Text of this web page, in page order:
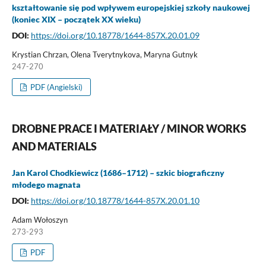
kształtowanie się pod wpływem europejskiej szkoły naukowej
(koniec XIX – początek XX wieku)
DOI: https://doi.org/10.18778/1644-857X.20.01.09
Krystian Chrzan, Olena Tverytnykova, Maryna Gutnyk
247-270
PDF (Angielski)
DROBNE PRACE I MATERIAŁY / MINOR WORKS
AND MATERIALS
Jan Karol Chodkiewicz (1686–1712) – szkic biograficzny
młodego magnata
DOI: https://doi.org/10.18778/1644-857X.20.01.10
Adam Wołoszyn
273-293
PDF